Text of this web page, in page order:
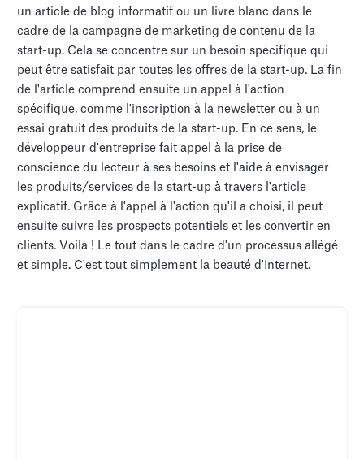
un article de blog informatif ou un livre blanc dans le
cadre de la campagne de marketing de contenu de la
start-up. Cela se concentre sur un besoin spécifique qui
peut être satisfait par toutes les offres de la start-up. La fin
de l'article comprend ensuite un appel à l'action
spécifique, comme l'inscription à la newsletter ou à un
essai gratuit des produits de la start-up. En ce sens, le
développeur d'entreprise fait appel à la prise de
conscience du lecteur à ses besoins et l'aide à envisager
les produits/services de la start-up à travers l'article
explicatif. Grâce à l'appel à l'action qu'il a choisi, il peut
ensuite suivre les prospects potentiels et les convertir en
clients. Voilà ! Le tout dans le cadre d'un processus allégé
et simple. C'est tout simplement la beauté d'Internet.